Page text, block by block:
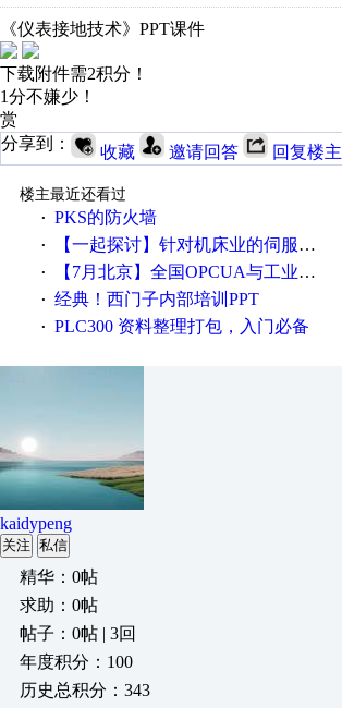
《仪表接地技术》PPT课件
下载附件需2积分！
1分不嫌少！
赏
分享到：
收藏 邀请回答 回复楼主
楼主最近还看过
· PKS的防火墙
· 【一起探讨】针对机床业的伺服系统发展，您的期望是什么？
· 【7月北京】全国OPCUA与工业互联技术培训班通知！
· 经典！西门子内部培训PPT
· PLC300 资料整理打包，入门必备
kaidypeng
关注 私信
精华：0帖
求助：0帖
帖子：0帖 | 3回
年度积分：100
历史总积分：343